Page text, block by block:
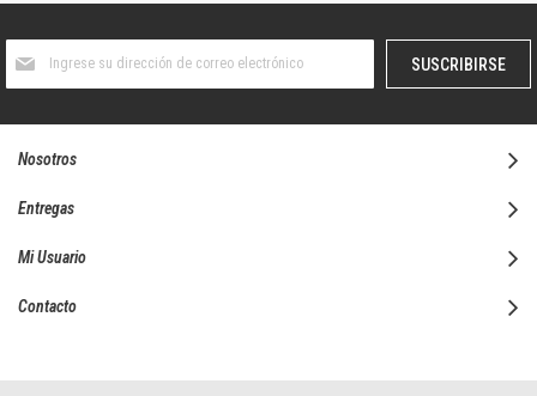
boletín
SUSCRIBIRSE
Nosotros
Entregas
Mi Usuario
Contacto